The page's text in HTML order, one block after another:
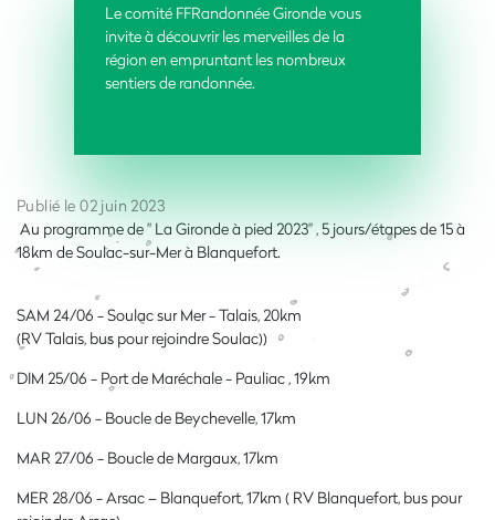
Le comité FFRandonnée Gironde vous
invite à découvrir les merveilles de la
région en empruntant les nombreux
sentiers de randonnée.
Publié le 02 juin 2023
Au programme de " La Gironde à pied 2023" , 5 jours/étapes de 15 à
18km de Soulac-sur-Mer à Blanquefort.
SAM 24/06 - Soulac sur Mer - Talais, 20km
(RV Talais, bus pour rejoindre Soulac))
DIM 25/06 - Port de Maréchale - Pauliac , 19km
LUN 26/06 - Boucle de Beychevelle, 17km
MAR 27/06 - Boucle de Margaux, 17km
MER 28/06 - Arsac – Blanquefort, 17km ( RV Blanquefort, bus pour